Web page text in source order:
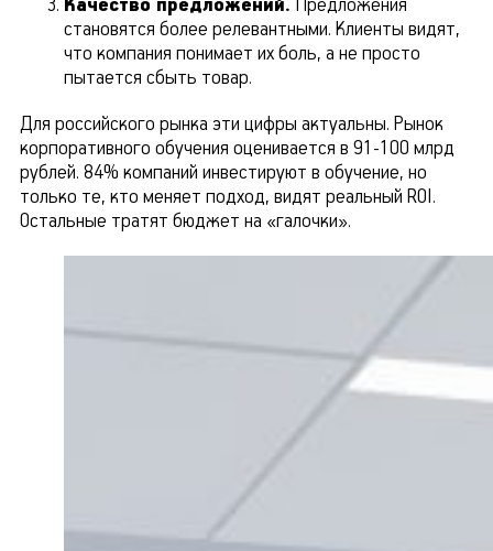
Качество предложений. Предложения
становятся более релевантными. Клиенты видят,
что компания понимает их боль, а не просто
пытается сбыть товар.
Для российского рынка эти цифры актуальны. Рынок
корпоративного обучения оценивается в 91-100 млрд
рублей. 84% компаний инвестируют в обучение, но
только те, кто меняет подход, видят реальный ROI.
Остальные тратят бюджет на «галочки».